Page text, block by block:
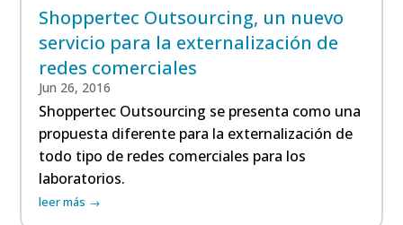
Shoppertec Outsourcing, un nuevo
servicio para la externalización de
redes comerciales
Jun 26, 2016
Shoppertec Outsourcing se presenta como una
propuesta diferente para la externalización de
todo tipo de redes comerciales para los
laboratorios.
leer más